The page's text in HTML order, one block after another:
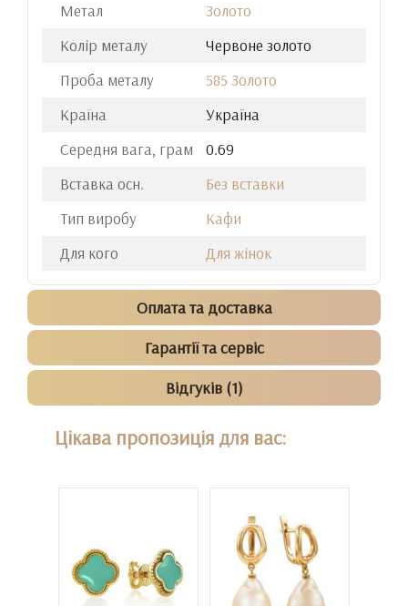
Метал
Золото
Колір металу
Червоне золото
Проба металу
585 Золото
Країна
Україна
Середня вага, грам
0.69
Вставка осн.
Без вставки
Тип виробу
Кафи
Для кого
Для жінок
Оплата та доставка
Гарантії та сервіс
Відгуків (1)
Цікава пропозиція для вас: